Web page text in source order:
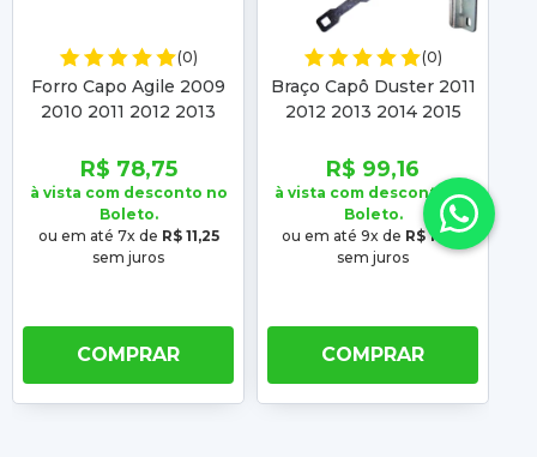
(0)
Forro Capo Agile 2009
2010 2011 2012 2013
2013 2014 2015 2016
2017 2018 2019
R$ 78,75
à vista com desconto no
Boleto.
ou em até 7x de R$ 11,25
sem juros
COMPRAR
(0)
Braço Capô Duster 2011
2012 2013 2014 2015
2020 Oroch 2015 2016
2017 2018 19 20
R$ 99,16
à vista com desconto no
Boleto.
ou em até 9x de R$ 11,02
sem juros
COMPRAR